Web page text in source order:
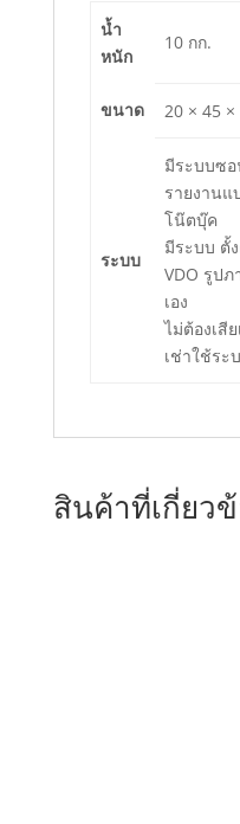
น้ำ
หนัก
10 กก.
ขนาด 20 × 45
ระบบ
มีระบบซ
รายงานแ
โน๊ตบุ๊ค
มีระบบ ตั้
VDO รูปภ
เอง
ไม่ต้องเสี
เช่าใช้ระ
สินค้าที่เกี่ยว